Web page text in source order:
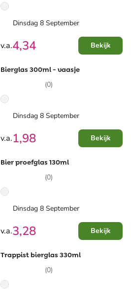
Dinsdag 8 September
v.a.4,34 Bekijk
Bierglas 300ml - vaasje
(0)
Dinsdag 8 September
v.a.1,98 Bekijk
Bier proefglas 130ml
(0)
Dinsdag 8 September
v.a.3,28 Bekijk
Trappist bierglas 330ml
(0)